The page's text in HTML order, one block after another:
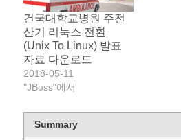
건국대학교병원 주전
산기 리눅스 전환
(Unix To Linux) 발표
자료 다운로드
2018-05-11
"JBoss"에서
Summary